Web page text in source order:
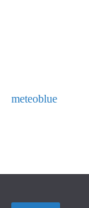
meteoblue